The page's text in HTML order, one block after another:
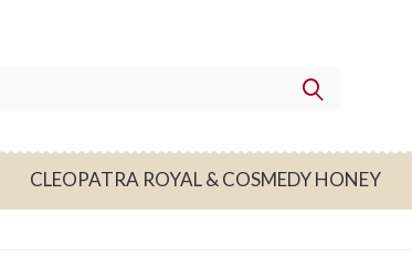
CLEOPATRA ROYAL & COSMEDY HONEY